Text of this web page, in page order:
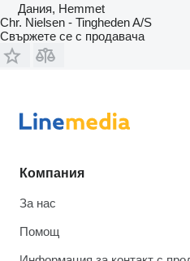
Дания, Hemmet
Chr. Nielsen - Tingheden A/S
Свържете се с продавача
Компания
За нас
Помощ